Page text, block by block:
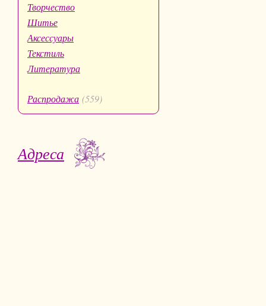
Творчество
Шитье
Аксессуары
Текстиль
Литература
Распродажа (559)
Адреса